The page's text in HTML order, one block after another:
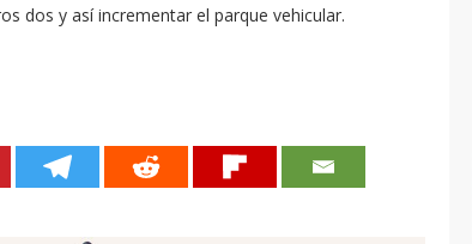
dos y así incrementar el parque vehicular.